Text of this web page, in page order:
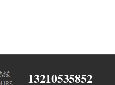
13210535852